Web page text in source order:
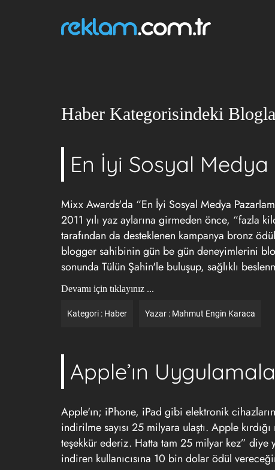
Haber Kategorisindeki
En İyi Sosyal
Mixx Awards'da “En İyi Sosyal Medya
2011 yılı yaz aylarına girmeden önce, “fazla
tarafından da desteklenen kampanya bronz
blogger sahibinin gün be gün deneyimlerini
sonunda Tülün Şahin'le buluşup, sağlıklı
Devamı için tıklayınız ...
Kategori : Haber Yazar : Mahmut Engin Karaca
Apple’ın
Apple'ın; iPhone, iPad gibi elektronik
indirilme sayısı 25 milyara ulaştı. Apple
teşekkür ederiz. Hatta tam 25 milyar kez” diye
indiren kullanıcısına 10 bin dolar ödül